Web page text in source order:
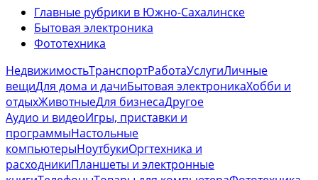
Главные рубрики в Южно-Сахалинске
Бытовая электроника
Фототехника
НедвижимостьТранспортРаботаУслугиЛичные
вещиДля дома и дачиБытовая электроникаХобби и
отдыхЖивотныеДля бизнесаДругое
Аудио и видеоИгры, приставки и
программыНастольные
компьютерыНоутбукиОргтехника и
расходникиПланшеты и электронные